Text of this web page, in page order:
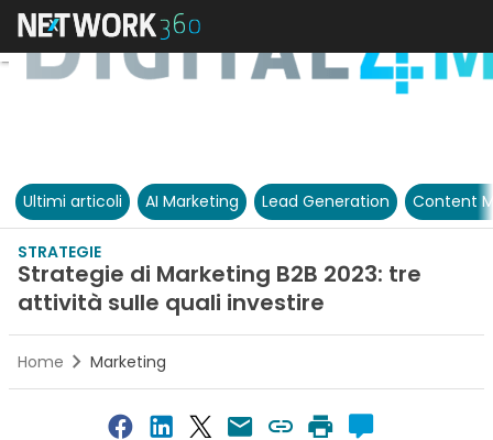
Ultimi articoli AI Marketing Lead Generation Content
STRATEGIE
Strategie di Marketing B2B 2023: tre
attività sulle quali investire
Home Marketing